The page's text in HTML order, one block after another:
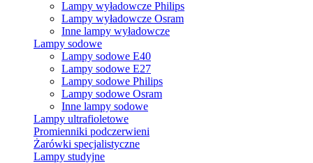
Lampy wyładowcze Philips
Lampy wyładowcze Osram
Inne lampy wyładowcze
Lampy sodowe
Lampy sodowe E40
Lampy sodowe E27
Lampy sodowe Philips
Lampy sodowe Osram
Inne lampy sodowe
Lampy ultrafioletowe
Promienniki podczerwieni
Żarówki specjalistyczne
Lampy studyjne